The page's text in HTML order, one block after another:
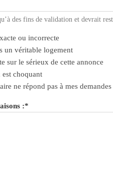
des fins de validation et devrait
ou incorrecte
un véritable logement
sur le sérieux de cette annonce
choquant
ne répond pas à mes demandes
:*